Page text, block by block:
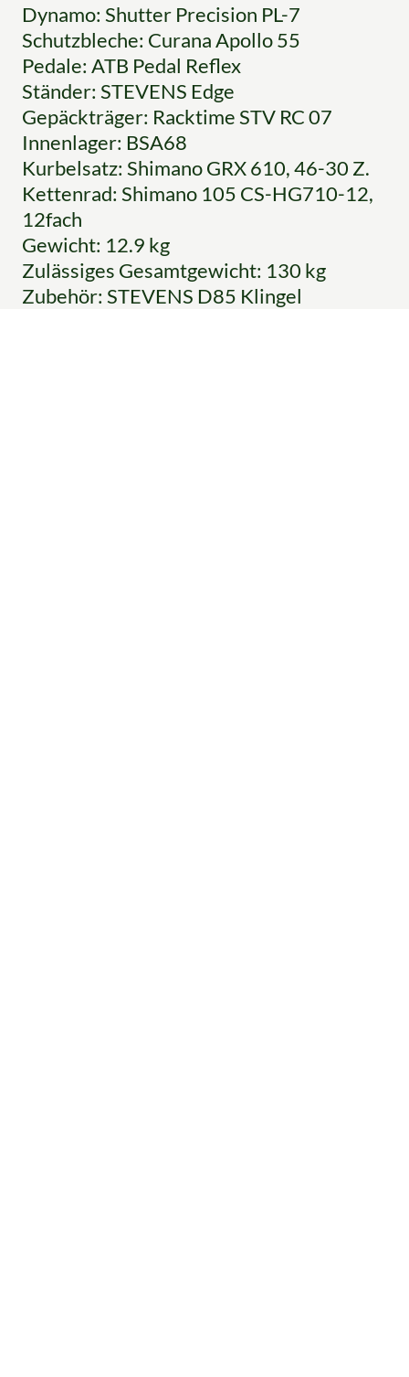
Dynamo: Shutter Precision PL-7
Schutzbleche: Curana Apollo 55
Pedale: ATB Pedal Reflex
Ständer: STEVENS Edge
Gepäckträger: Racktime STV RC 07
Innenlager: BSA68
Kurbelsatz: Shimano GRX 610, 46-30 Z.
Kettenrad: Shimano 105 CS-HG710-12,
12fach
Gewicht: 12.9 kg
Zulässiges Gesamtgewicht: 130 kg
Zubehör: STEVENS D85 Klingel